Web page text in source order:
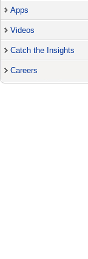
Apps
Videos
Catch the Insights
Careers